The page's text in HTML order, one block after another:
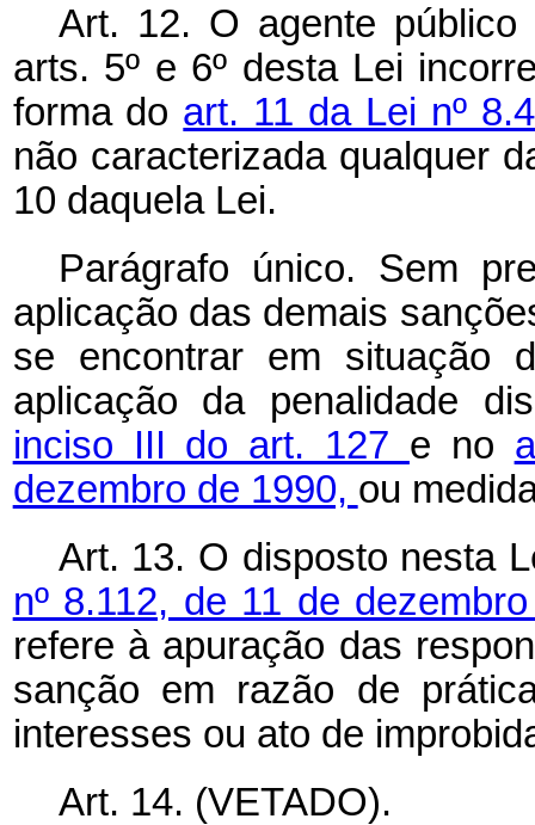
Art. 12. O agente
arts. 5º e 6º desta Lei
forma do art. 11 da Lei nº
não caracterizada qualquer
10 daquela Lei.
Parágrafo único. Sem
aplicação das demais
se encontrar em situação
aplicação da penalidade
inciso III do art. 127 e no
dezembro de 1990, ou
Art. 13. O disposto nesta
nº 8.112, de 11 de
refere à apuração das
sanção em razão de
interesses ou ato de
Art. 14. (VETADO).